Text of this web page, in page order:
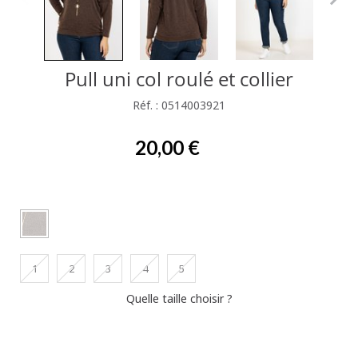
Pull uni col roulé et collier
Réf. : 0514003921
20,00 €
1 2 3 4 5
Quelle taille choisir ?